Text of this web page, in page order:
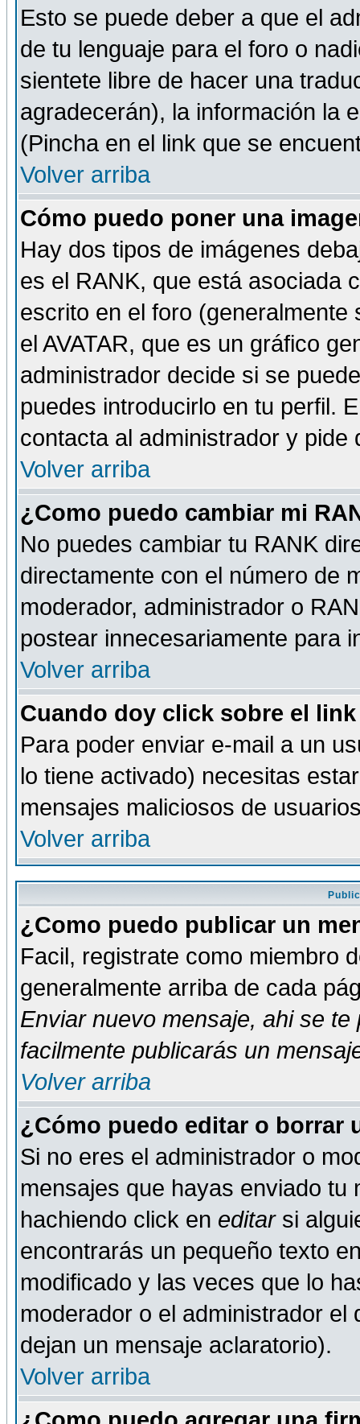
Esto se puede deber a que el
de tu lenguaje para el foro o
sientete libre de hacer una
agradecerán), la información la
(Pincha en el link que se
Volver arriba
Cómo puedo poner una
Hay dos tipos de imágenes
es el RANK, que está asociada
escrito en el foro
el AVATAR, que es un gráfico
administrador decide si se
puedes introducirlo en tu perfil.
contacta al administrador y
Volver arriba
¿Como puedo cambiar mi
No puedes cambiar tu RANK
directamente con el número de
moderador, administrador o
postear innecesariamente para
Volver arriba
Cuando doy click sobre el
Para poder enviar e-mail a un
lo tiene activado) necesitas
mensajes maliciosos de
Volver arriba
¿Como puedo publicar un
Facil, registrate como miembro
generalmente arriba de cada
Enviar nuevo mensaje, ahi se te
facilmente publicarás un
Volver arriba
¿Cómo puedo editar o borrar
Si no eres el administrador o
mensajes que hayas enviado tu
hachiendo click en editarsi
encontrarás un pequeño texto
modificado y las veces que lo
moderador o el administrador
dejan un mensaje aclaratorio).
Volver arriba